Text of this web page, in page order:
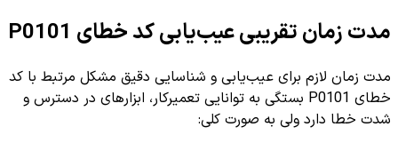
مدت زمان تقریبی عیب‌یابی کد خطای P0101
مدت زمان لازم برای عیب‌یابی و شناسایی دقیق مشکل مرتبط با کد
خطای P0101 بستگی به توانایی تعمیرکار، ابزارهای در دسترس و
شدت خطا دارد ولی به صورت کلی: